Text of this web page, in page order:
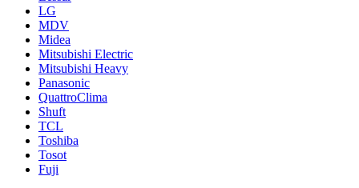
LG
MDV
Midea
Mitsubishi Electric
Mitsubishi Heavy
Panasonic
QuattroClima
Shuft
TCL
Toshiba
Tosot
Fuji